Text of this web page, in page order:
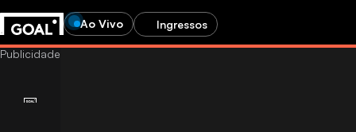
Ao Vivo Ingressos